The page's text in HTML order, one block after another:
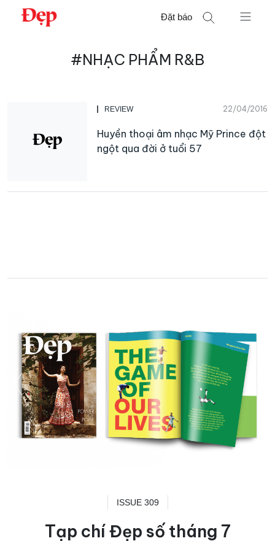
Chuyển
Đặt báo
#NHẠC PHẨM R&B
REVIEW 22/04/2016
Huyền thoại âm nhạc Mỹ Prince đột
ngột qua đời ở tuổi 57
ISSUE 309
Tạp chí Đẹp số tháng 7